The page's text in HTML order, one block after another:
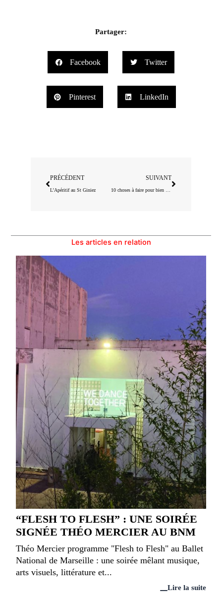
Partager:
Facebook Twitter
Pinterest LinkedIn
PRÉCÉDENT
L’Apéritif au St Giniez
SUIVANT
Les articles en relation
“FLESH TO FLESH” : UNE SOIRÉE
SIGNÉE THÉO MERCIER AU BNM
Théo Mercier programme "Flesh to Flesh" au Ballet
National de Marseille : une soirée mêlant musique,
arts visuels, littérature et...
Lire la suite